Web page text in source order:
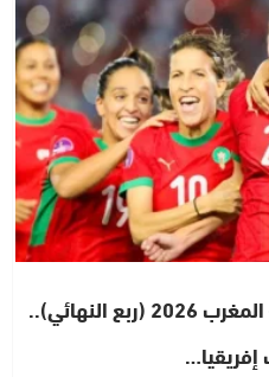
كأس أمم إفريقيا للسيدات – المغرب 2026 (ربع النهائي)..